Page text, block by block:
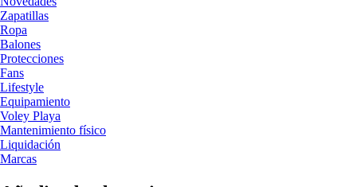
Zapatillas
Ropa
Balones
Protecciones
Fans
Lifestyle
Equipamiento
Voley Playa
Mantenimiento físico
Liquidación
Marcas